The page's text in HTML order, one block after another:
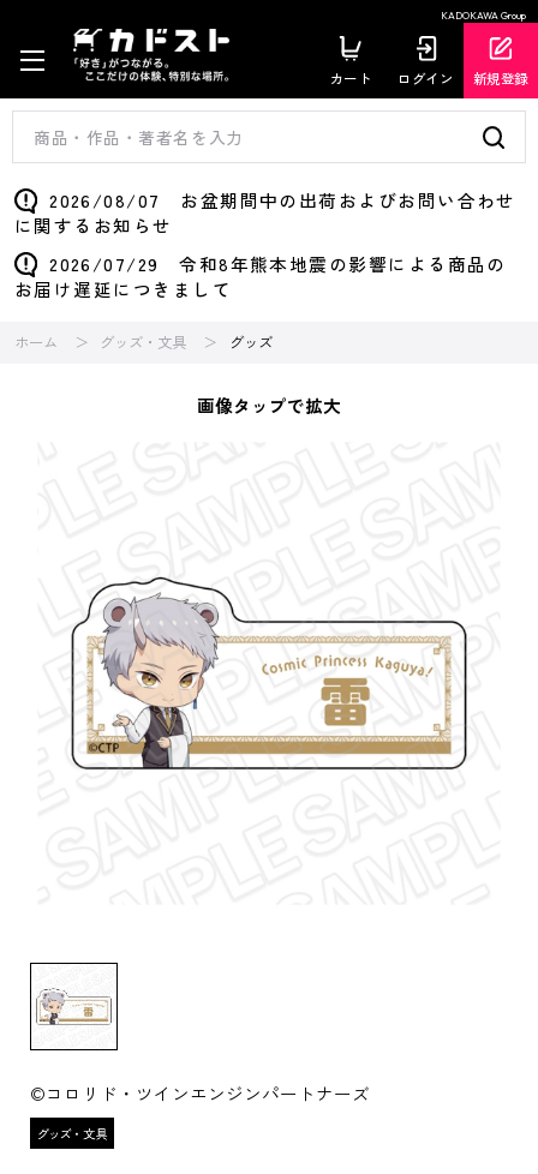
KADOKAWA Group
カート ログイン 新規登録
2026/08/07 お盆期間中の出荷およびお問い合わせ
に関するお知らせ
2026/07/29 令和8年熊本地震の影響による商品の
お届け遅延につきまして
ホーム グッズ・文具 グッズ
画像タップで拡大
©コロリド・ツインエンジンパートナーズ